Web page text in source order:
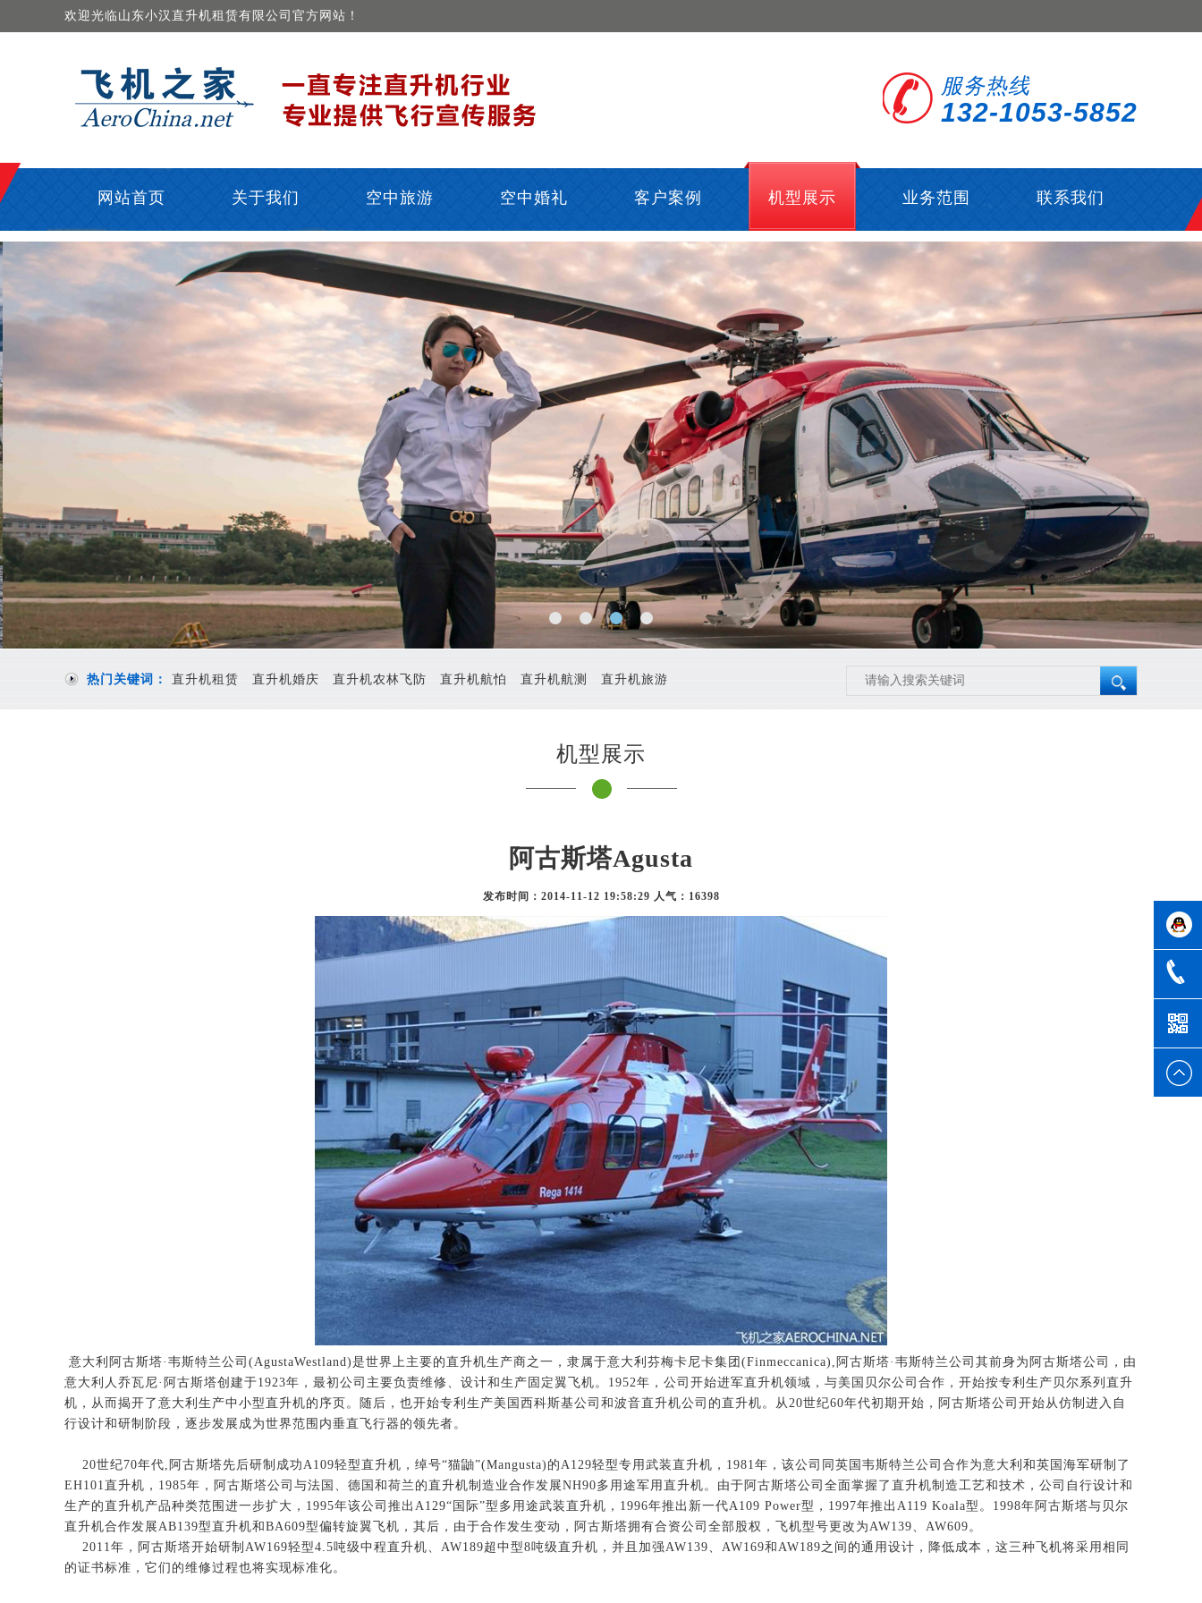
欢迎光临山东小汉直升机租赁有限公司官方网站！
服务热线
132-1053-5852
网站首页 关于我们 空中旅游 空中婚礼 客户案例 机型展示 业务范围 联系我们
热门关键词： 直升机租赁 直升机婚庆 直升机农林飞防 直升机航怕 直升机航测 直升机旅游
机型展示
阿古斯塔Agusta
发布时间：2014-11-12 19:58:29 人气：16398
意大利阿古斯塔·韦斯特兰公司(AgustaWestland)是世界上主要的直升机生产商之一，隶属于意大利芬梅卡尼卡集团(Finmeccanica),阿古斯塔·韦斯特兰公司其前身为阿古斯塔公司，由
意大利人乔瓦尼·阿古斯塔创建于1923年，最初公司主要负责维修、设计和生产固定翼飞机。1952年，公司开始进军直升机领域，与美国贝尔公司合作，开始按专利生产贝尔系列直升
机，从而揭开了意大利生产中小型直升机的序页。随后，也开始专利生产美国西科斯基公司和波音直升机公司的直升机。从20世纪60年代初期开始，阿古斯塔公司开始从仿制进入自
行设计和研制阶段，逐步发展成为世界范围内垂直飞行器的领先者。
20世纪70年代,阿古斯塔先后研制成功A109轻型直升机，绰号“猫鼬”(Mangusta)的A129轻型专用武装直升机，1981年，该公司同英国韦斯特兰公司合作为意大利和英国海军研制了
EH101直升机，1985年，阿古斯塔公司与法国、德国和荷兰的直升机制造业合作发展NH90多用途军用直升机。由于阿古斯塔公司全面掌握了直升机制造工艺和技术，公司自行设计和
生产的直升机产品种类范围进一步扩大，1995年该公司推出A129“国际”型多用途武装直升机，1996年推出新一代A109 Power型，1997年推出A119 Koala型。1998年阿古斯塔与贝尔
直升机合作发展AB139型直升机和BA609型偏转旋翼飞机，其后，由于合作发生变动，阿古斯塔拥有合资公司全部股权，飞机型号更改为AW139、AW609。
2011年，阿古斯塔开始研制AW169轻型4.5吨级中程直升机、AW189超中型8吨级直升机，并且加强AW139、AW169和AW189之间的通用设计，降低成本，这三种飞机将采用相同
的证书标准，它们的维修过程也将实现标准化。
客户号